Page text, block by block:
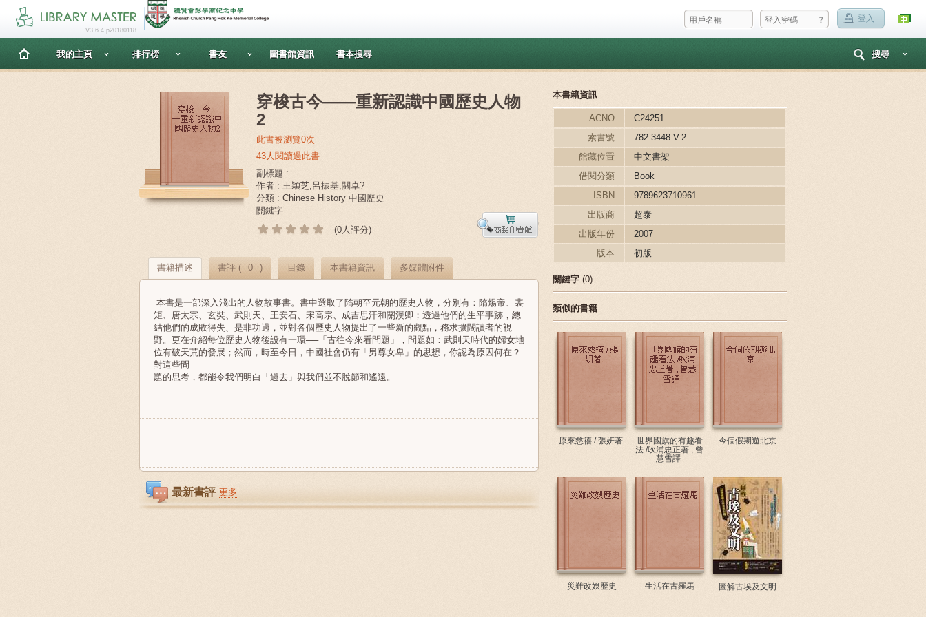
? 登入
V3.6.4 p20180118
我的主頁 排行榜 書友 圖書館資訊 書本搜尋 搜尋
穿梭古今——重新認識中國歷史人物
2
此書被瀏覽0次
43人閱讀過此書
副標題 :
作者 : 王穎芝,呂振基,關卓?
分類 : Chinese History 中國歷史
關鍵字 :
(0人評分)
書籍描述 書評 ( 0 ) 目錄 本書籍資訊 多媒體附件
本書是一部深入淺出的人物故事書。書中選取了隋朝至元朝的歷史人物，分別有：隋煬帝、裴
矩、唐太宗、玄奘、武則天、王安石、宋高宗、成吉思汗和關漢卿；透過他們的生平事跡，總
結他們的成敗得失、是非功過，並對各個歷史人物提出了一些新的觀點，務求擴闊讀者的視
野。更在介紹每位歷史人物後設有一環──「古往今來看問題」，問題如：武則天時代的婦女地
位有破天荒的發展；然而，時至今日，中國社會仍有「男尊女卑」的思想，你認為原因何在？
對這些問
題的思考，都能令我們明白「過去」與我們並不脫節和遙遠。
最新書評 更多
本書籍資訊
ACNO
C24251
索書號
782 3448 V.2
館藏位置
中文書架
借閱分類
Book
ISBN
9789623710961
出版商
超泰
出版年份
2007
版本
初版
關鍵字 (0)
類似的書籍
原來慈禧 / 張妍著.
世界國旗的有趣看
法 /吹浦忠正著 ; 曾
慧雪譯.
今個假期遊北京
災難改娛歷史 生活在古羅馬 圖解古埃及文明